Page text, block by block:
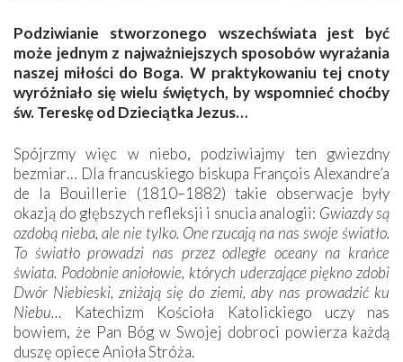
Podziwianie stworzonego wszechświata jest być
może jednym z najważniejszych sposobów wyrażania
naszej miłości do Boga. W praktykowaniu tej cnoty
wyróżniało się wielu świętych, by wspomnieć choćby
św. Tereskę od Dzieciątka Jezus…
Spójrzmy więc w niebo, podziwiajmy ten gwiezdny
bezmiar… Dla francuskiego biskupa François Alexandre’a
de la Bouillerie (1810–1882) takie obserwacje były
okazją do głębszych refleksji i snucia analogii: Gwiazdy są
ozdobą nieba, ale nie tylko. One rzucają na nas swoje światło.
To światło prowadzi nas przez odległe oceany na krańce
świata. Podobnie aniołowie, których uderzające piękno zdobi
Dwór Niebieski, zniżają się do ziemi, aby nas prowadzić ku
Niebu… Katechizm Kościoła Katolickiego uczy nas
bowiem, że Pan Bóg w Swojej dobroci powierza każdą
duszę opiece Anioła Stróża.